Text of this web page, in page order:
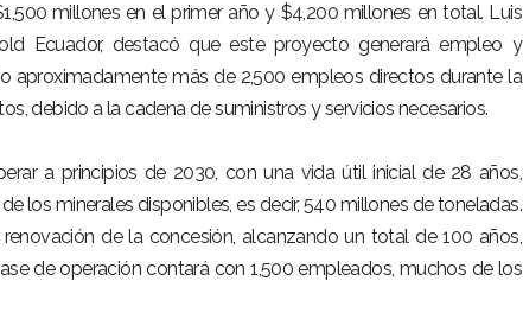
millones en el primer año y $4,200 millones en total. Luis
Ecuador, destacó que este proyecto generará empleo y
aproximadamente más de 2,500 empleos directos durante la
debido a la cadena de suministros y servicios necesarios.
a principios de 2030, con una vida útil inicial de 28 años,
los minerales disponibles, es decir, 540 millones de toneladas.
de la concesión, alcanzando un total de 100 años,
de operación contará con 1,500 empleados, muchos de los